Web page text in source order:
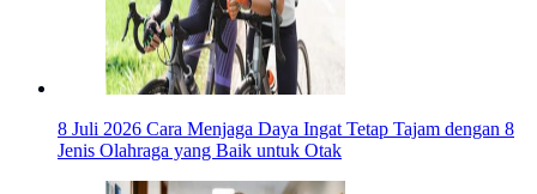
8 Juli 2026 Cara Menjaga Daya Ingat Tetap Tajam dengan 8
Jenis Olahraga yang Baik untuk Otak